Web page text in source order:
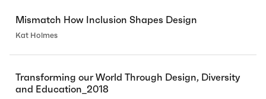
Mismatch How Inclusion Shapes Design
Kat Holmes
Transforming our World Through Design, Diversity
and Education_2018